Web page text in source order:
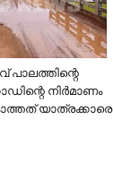
പാലത്തിന്റെ
നിര്‍മാണം
യാത്രക്കാരെ